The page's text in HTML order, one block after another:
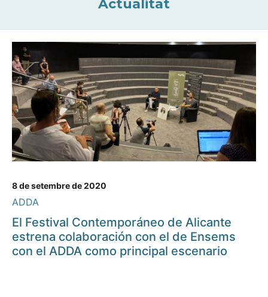
Actualitat
8 de setembre de 2020
ADDA
El Festival Contemporáneo de Alicante
estrena colaboración con el de Ensems
con el ADDA como principal escenario